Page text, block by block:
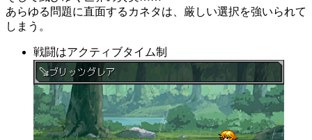
あらゆる問題に直面するカネタは、厳しい選択を強いられて
しまう。
戦闘はアクティブタイム制